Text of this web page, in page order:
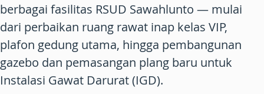
berbagai fasilitas RSUD Sawahlunto — mulai
dari perbaikan ruang rawat inap kelas VIP,
plafon gedung utama, hingga pembangunan
gazebo dan pemasangan plang baru untuk
Instalasi Gawat Darurat (IGD).